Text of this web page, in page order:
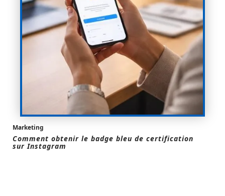
Marketing
Comment obtenir le badge bleu de certification
sur Instagram